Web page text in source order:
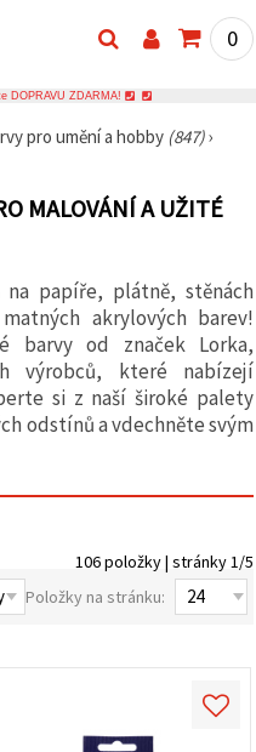
0
DOPRAVU ZDARMA!
pro umění a hobby (847)›
MALOVÁNÍ A UŽITÉ
papíře, plátně, stěnách
akrylových barev!
barvy od značek Lorka,
výrobců, které nabízejí
si z naší široké palety
odstínů a vdechněte svým
106 položky | stránky 1/5
Položky na stránku: